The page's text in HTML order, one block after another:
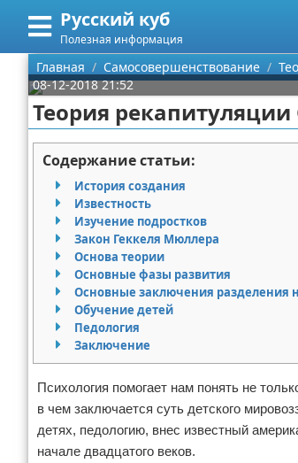
Русский куб
Полезная информация
Меню
Главная
Категории
Программирование
Бизнес
Красота
Мода
Отношения
Самосовершенствование
Финансы
Поиск
О проекте
Контакты
Сотрудничество
Размещение рекламы
Для правообладателей
Условия предоставления информации
Отказ от ответственности
Главная Самосовершенствование
08-12-2018 21:52
Теория
Содержание статьи:
История создания
Известность
Изучение подростков
Закон Геккеля Мюллера
Основа теории
Основные фазы развития
Основные заключения разделения
Обучение детей
Педология
Заключение
Психология помогает нам понять не
в чем заключается суть детского
детях, педологию, внес известный
начале двадцатого веков.